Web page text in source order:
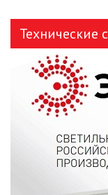
Технические